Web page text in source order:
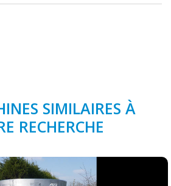
SIMILAIRES À
RECHERCHE